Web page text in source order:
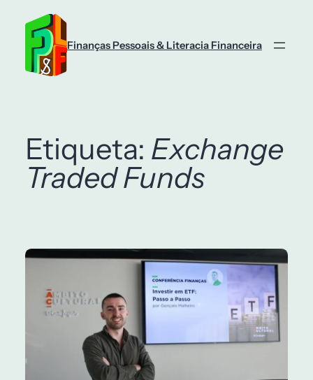
conteúdo
Finanças Pessoais & Literacia Financeira
Etiqueta: Exchange
Traded Funds